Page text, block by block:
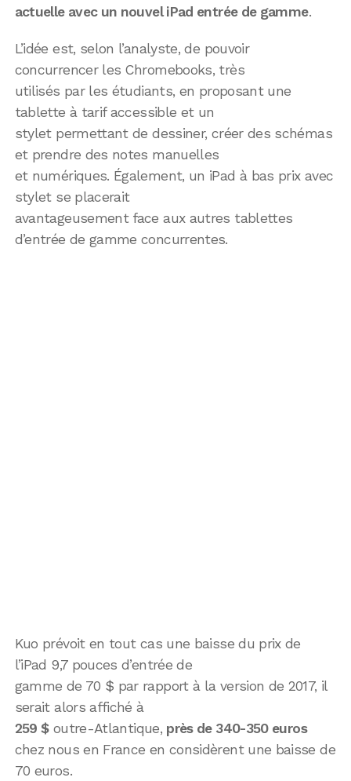
actuelle avec un nouvel iPad entrée de gamme.
L’idée est, selon l’analyste, de pouvoir
concurrencer les Chromebooks, très
utilisés par les étudiants, en proposant une
tablette à tarif accessible et un
stylet permettant de dessiner, créer des schémas
et prendre des notes manuelles
et numériques. Également, un iPad à bas prix avec
stylet se placerait
avantageusement face aux autres tablettes
d’entrée de gamme concurrentes.
Kuo prévoit en tout cas une baisse du prix de
l’iPad 9,7 pouces d’entrée de
gamme de 70 $ par rapport à la version de 2017, il
serait alors affiché à
259 $outre-Atlantique, près de 340-350 euros
chez nous en France en considèrent une baisse de
70 euros.